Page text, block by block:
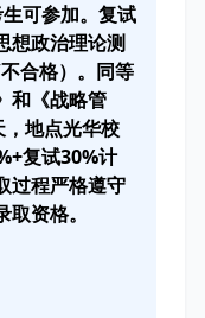
可参加。复试
想政治理论测
合格）。同等
和《战略管
地点光华校
复试30%计
过程严格遵守
资格。